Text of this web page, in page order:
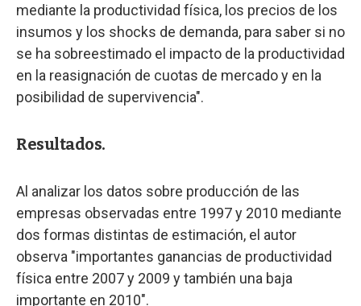
mediante la productividad física, los precios de los
insumos y los shocks de demanda, para saber si no
se ha sobreestimado el impacto de la productividad
en la reasignación de cuotas de mercado y en la
posibilidad de supervivencia".
Resultados.
Al analizar los datos sobre producción de las
empresas observadas entre 1997 y 2010 mediante
dos formas distintas de estimación, el autor
observa "importantes ganancias de productividad
física entre 2007 y 2009 y también una baja
importante en 2010".